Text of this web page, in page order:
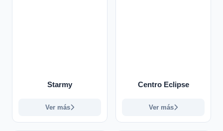
Starmy
Ver más
Centro Eclipse
Ver más